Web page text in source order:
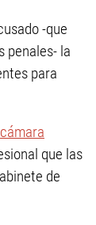
-que
penales- la
para
cámara
que las
de